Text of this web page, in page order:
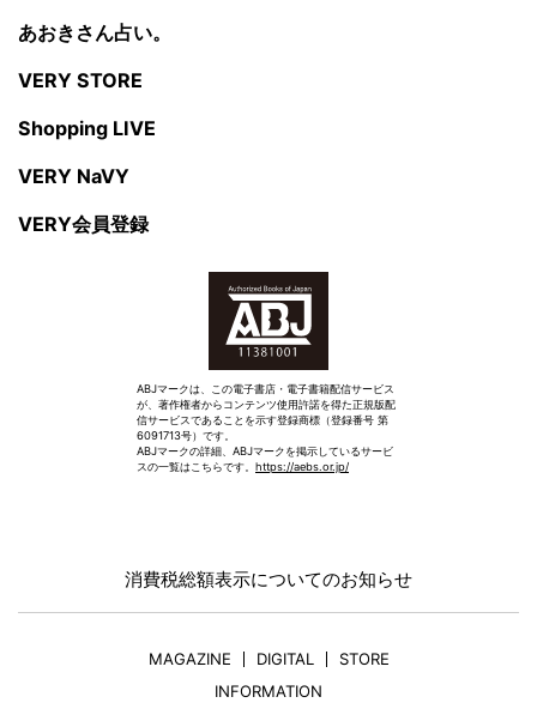
あおきさん占い。
VERY STORE
Shopping LIVE
VERY NaVY
VERY会員登録
ABJマークは、この電子書店・電子書籍配信サービス
が、著作権者からコンテンツ使用許諾を得た正規版配
信サービスであることを示す登録商標（登録番号 第
6091713号）です。
ABJマークの詳細、ABJマークを掲示しているサービ
スの一覧はこちらです。 https://aebs.or.jp/
消費税総額表示についてのお知らせ
MAGAZINE DIGITAL
STORE
INFORMATION